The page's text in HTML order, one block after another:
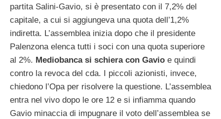
partita Salini-Gavio, si è presentato con il 7,2% del
capitale, a cui si aggiungeva una quota dell’1,2%
indiretta. L’assemblea inizia dopo che il presidente
Palenzona elenca tutti i soci con una quota superiore
al 2%. Mediobanca si schiera con Gavio e quindi
contro la revoca del cda. I piccoli azionisti, invece,
chiedono l’Opa per risolvere la questione. L’assemblea
entra nel vivo dopo le ore 12 e si infiamma quando
Gavio minaccia di impugnare il voto dell’assemblea se